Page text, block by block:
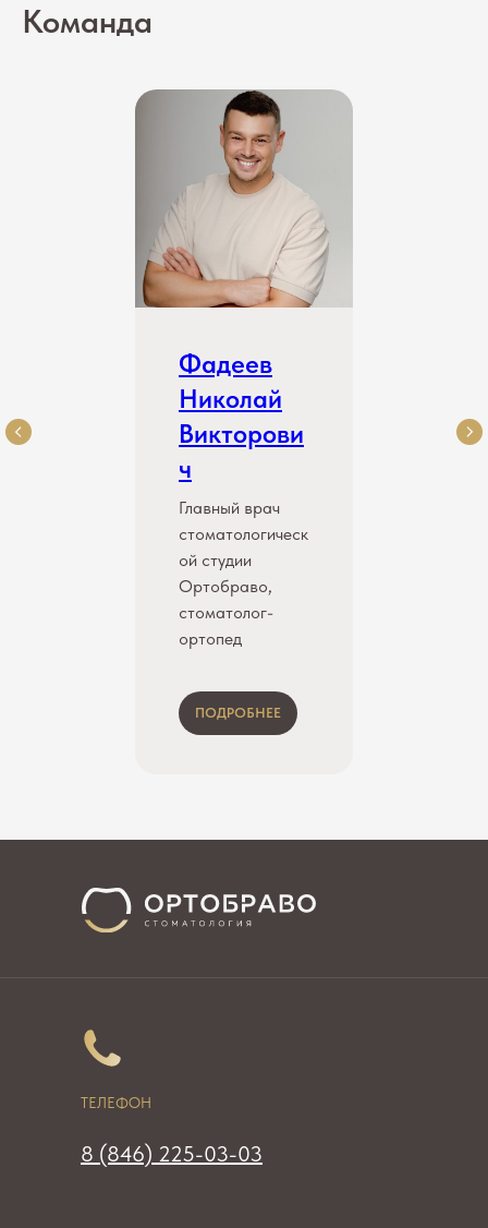
Команда
Фадеев
Николай
Викторови
ч
Главный врач
стоматологическ
ой студии
Ортобраво,
стоматолог-
ортопед
ПОДРОБНЕЕ
ТЕЛЕФОН
8 (846) 225-03-03